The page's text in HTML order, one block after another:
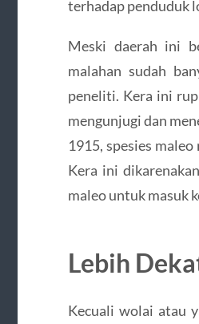
terhadap penduduk
Meski daerah ini
malahan sudah
peneliti. Kera ini
mengunjugi dan
1915, spesies
Kera ini
maleo untuk masuk
Lebih
Kecuali wolai atau